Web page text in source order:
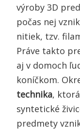
výroby 3D
počas nej
nitiek, tzv.
Práve takto
aj v domoch
koníčkom.
technika,
syntetické
predmety